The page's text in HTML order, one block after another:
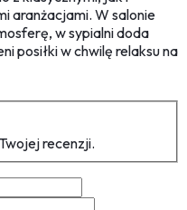
aranżacjami. W salonie
w sypialni doda
posiłki w chwilę relaksu na
recenzji.